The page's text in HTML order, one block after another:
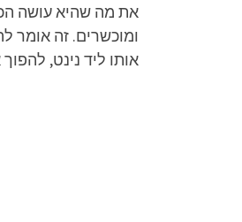
את מה שהיא עושה
ומוכשרים. זה אומר
אותו ליד נינט,